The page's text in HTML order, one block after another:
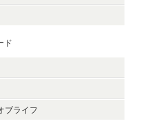
。
とうございます。 ペット
いつも感じていただけると
＾
ド
ブライフ